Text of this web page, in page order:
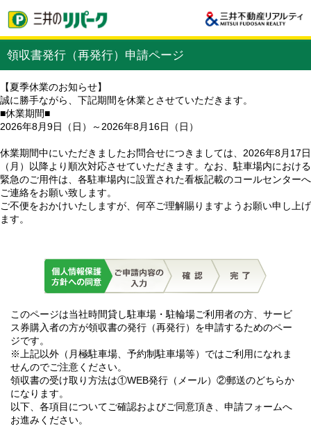
領収書発行（再発行）申請ページ
【夏季休業のお知らせ】
誠に勝手ながら、下記期間を休業とさせていただきます。
■休業期間■
2026年8月9日（日）～2026年8月16日（日）
休業期間中にいただきましたお問合せにつきましては、2026年8月17日
（月）以降より順次対応させていただきます。なお、駐車場内における
緊急のご用件は、各駐車場内に設置された看板記載のコールセンターへ
ご連絡をお願い致します。
ご不便をおかけいたしますが、何卒ご理解賜りますようお願い申し上げ
ます。
このページは当社時間貸し駐車場・駐輪場ご利用者の方、サービ
ス券購入者の方が領収書の発行（再発行）を申請するためのペー
ジです。
※上記以外（月極駐車場、予約制駐車場等）ではご利用になれま
せんのでご注意ください。
領収書の受け取り方法は①WEB発行（メール）②郵送のどちらか
になります。
以下、各項目についてご確認およびご同意頂き、申請フォームへ
お進みください。